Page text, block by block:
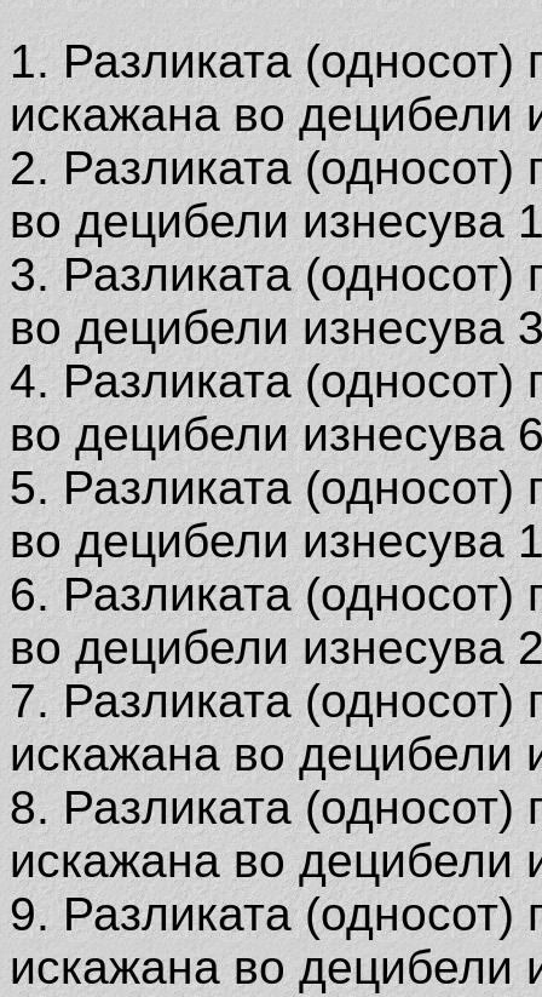
1. Разликата
искажана во децибели
2. Разликата
во децибели изнесува
3. Разликата
во децибели изнесува
4. Разликата
во децибели изнесува
5. Разликата
во децибели изнесува
6. Разликата
во децибели изнесува
7. Разликата (односот)
искажана во децибели
8. Разликата (односот)
искажана во децибели
9. Разликата (односот)
искажана во децибели